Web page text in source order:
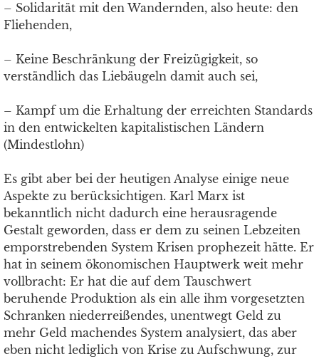
– Solidarität mit den Wandernden, also heute: den
Fliehenden,
– Keine Beschränkung der Freizügigkeit, so
verständlich das Liebäugeln damit auch sei,
– Kampf um die Erhaltung der erreichten Standards
in den entwickelten kapitalistischen Ländern
(Mindestlohn)
Es gibt aber bei der heutigen Analyse einige neue
Aspekte zu berücksichtigen. Karl Marx ist
bekanntlich nicht dadurch eine herausragende
Gestalt geworden, dass er dem zu seinen Lebzeiten
emporstrebenden System Krisen prophezeit hätte. Er
hat in seinem ökonomischen Hauptwerk weit mehr
vollbracht: Er hat die auf dem Tauschwert
beruhende Produktion als ein alle ihm vorgesetzten
Schranken niederreißendes, unentwegt Geld zu
mehr Geld machendes System analysiert, das aber
eben nicht lediglich von Krise zu Aufschwung, zur